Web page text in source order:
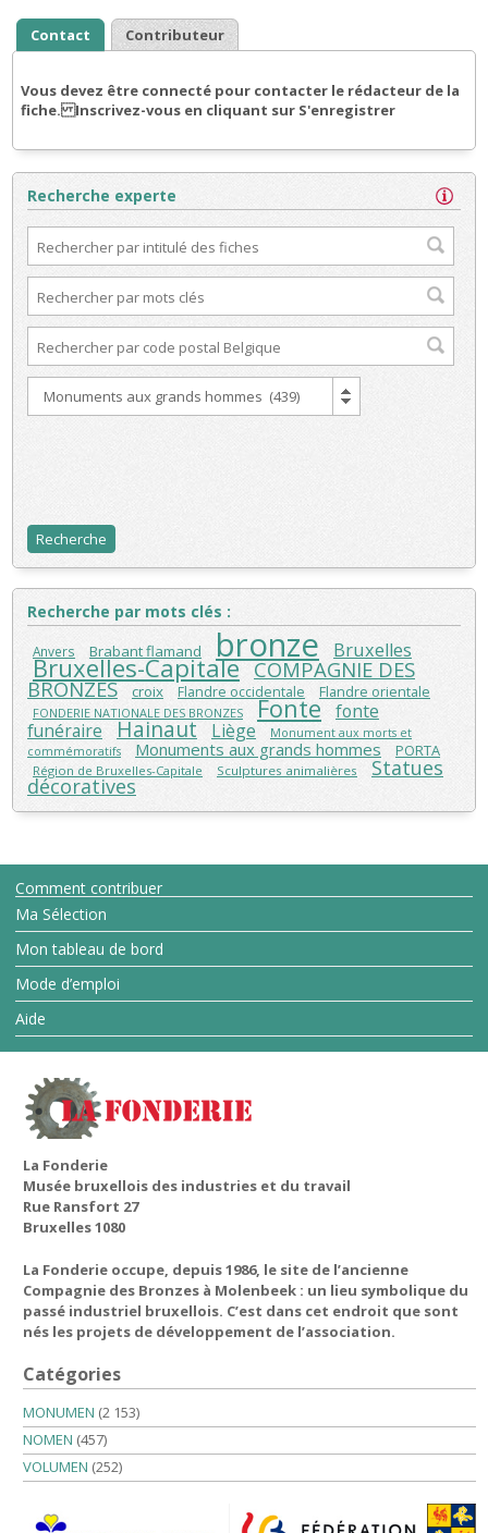
Contact Contributeur
Vous devez être connecté pour contacter le rédacteur de la
fiche. Inscrivez-vous en cliquant sur S'enregistrer
Recherche experte
Recherche par mots clés :
Anvers Brabant flamand bronze Bruxelles
Bruxelles-Capitale COMPAGNIE DES
BRONZES croix Flandre occidentale Flandre orientale
FONDERIE NATIONALE DES BRONZES Fonte fonte
funéraire
Hainaut Liège
Monument aux morts et
commémoratifs
Monuments aux grands hommes PORTA
Région de Bruxelles-Capitale Sculptures animalières Statues
décoratives
Comment contribuer
Ma Sélection
Mon tableau de bord
Mode d’emploi
Aide
La Fonderie
Musée bruxellois des industries et du travail
Rue Ransfort 27
Bruxelles 1080
La Fonderie occupe, depuis 1986, le site de l’ancienne
Compagnie des Bronzes à Molenbeek : un lieu symbolique du
passé industriel bruxellois. C’est dans cet endroit que sont
nés les projets de développement de l’association.
Catégories
MONUMEN (2 153)
NOMEN (457)
VOLUMEN (252)